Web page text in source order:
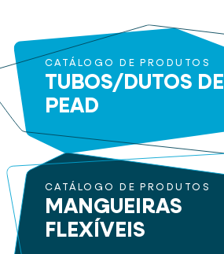
CATÁLOGO DE PRODUTOS
TUBOS/DUTOS DE
PEAD
CATÁLOGO DE PRODUTOS
MANGUEIRAS
FLEXÍVEIS